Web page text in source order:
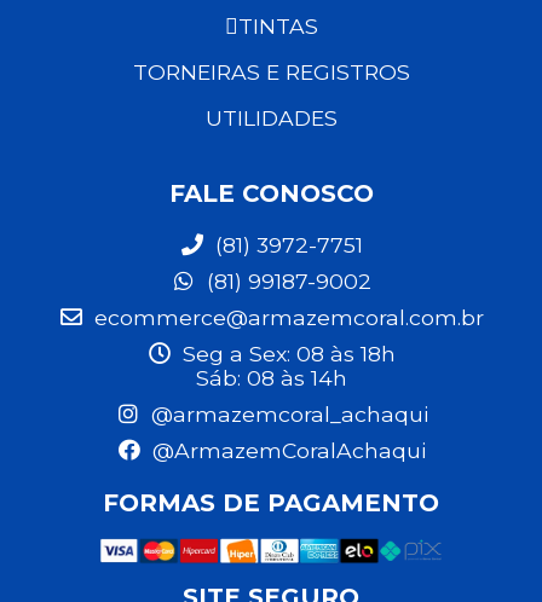
TINTAS
TORNEIRAS E REGISTROS
UTILIDADES
FALE CONOSCO
(81) 3972-7751
(81) 99187-9002
ecommerce@armazemcoral.com.br
Seg a Sex: 08 às 18h
Sáb: 08 às 14h
@armazemcoral_achaqui
@ArmazemCoralAchaqui
FORMAS DE PAGAMENTO